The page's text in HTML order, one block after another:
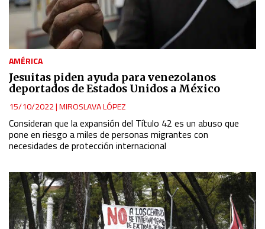
AMÉRICA
Jesuitas piden ayuda para venezolanos
deportados de Estados Unidos a México
15/10/2022|MIROSLAVA LÓPEZ
Consideran que la expansión del Título 42 es un abuso que
pone en riesgo a miles de personas migrantes con
necesidades de protección internacional